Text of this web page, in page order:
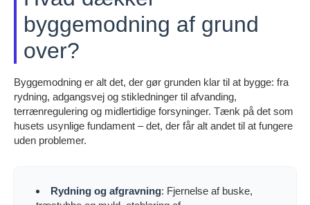
byggemodning af grund
over?
Byggemodning er alt det, der gør grunden klar til at bygge: fra
rydning, adgangsvej og stikledninger til afvanding,
terrænregulering og midlertidige forsyninger. Tænk på det som
husets usynlige fundament – det, der får alt andet til at fungere
uden problemer.
Rydning og afgravning: Fjernelse af buske,